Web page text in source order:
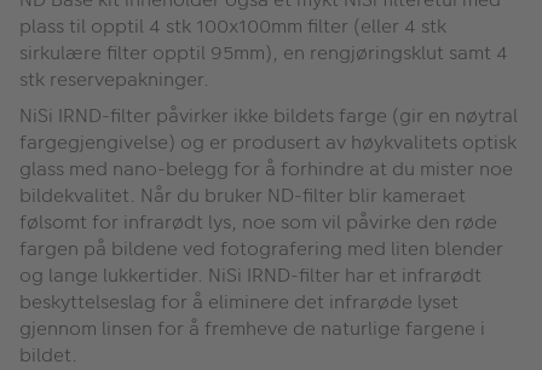
plass til opptil 4 stk 100x100mm filter (eller 4 stk
sirkulære filter opptil 95mm), en rengjøringsklut samt 4
stk reservepakninger.
NiSi IRND-filter påvirker ikke bildets farge (gir en nøytral
fargegjengivelse) og er produsert av høykvalitets optisk
glass med nano-belegg for å forhindre at du mister noe
bildekvalitet. Når du bruker ND-filter blir kameraet
følsomt for infrarødt lys, noe som vil påvirke den røde
fargen på bildene ved fotografering med liten blender
og lange lukkertider. NiSi IRND-filter har et infrarødt
beskyttelseslag for å eliminere det infrarøde lyset
gjennom linsen for å fremheve de naturlige fargene i
bildet.